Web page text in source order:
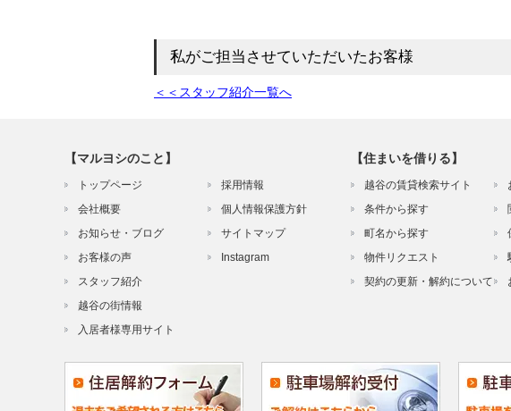
私がご担当させていただいたお客様
＜＜スタッフ紹介一覧へ
【マルヨシのこと】
トップページ
会社概要
お知らせ・ブログ
お客様の声
スタッフ紹介
越谷の街情報
入居者様専用サイト
採用情報
個人情報保護方針
サイトマップ
Instagram
【住まいを借りる】
越谷の賃貸検索サイト
条件から探す
町名から探す
物件リクエスト
契約の更新・解約について